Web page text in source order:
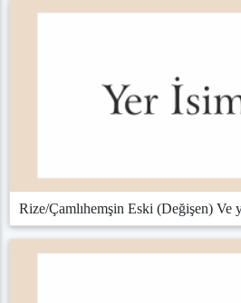
Rize/Çamlıhemşin Eski (Değişen) Ve